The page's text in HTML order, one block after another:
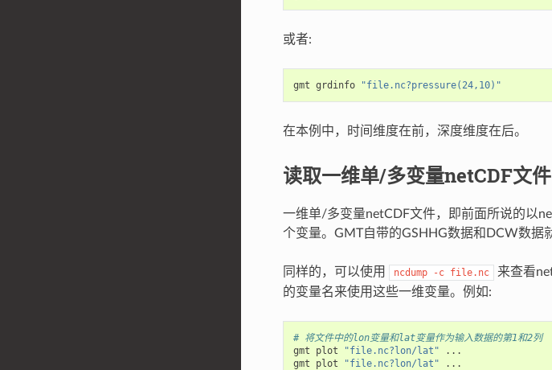
或者:
gmt grdinfo "file.nc?pressure(24,10)"
在本例中，时间维度在前，深度维度在后。
读取一维单/多变量netCDF文件
一维单/多变量netCDF文件，即前面所说的以
个变量。GMT自带的GSHHG数据和DCW数据
同样的，可以使用 ncdump -c file.nc
来查看
的变量名来使用这些一维变量。例如:
# 将文件中的lon变量和lat变量作为输入数据的第1和2列
gmt plot
"file.nc?lon/lat" ...
gmt plot
"file.nc?lon/lat" ...